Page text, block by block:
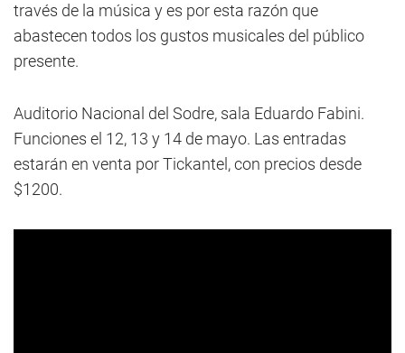
través de la música y es por esta razón que
abastecen todos los gustos musicales del público
presente.
Auditorio Nacional del Sodre, sala Eduardo Fabini.
Funciones el 12, 13 y 14 de mayo. Las entradas
estarán en venta por Tickantel, con precios desde
$1200.